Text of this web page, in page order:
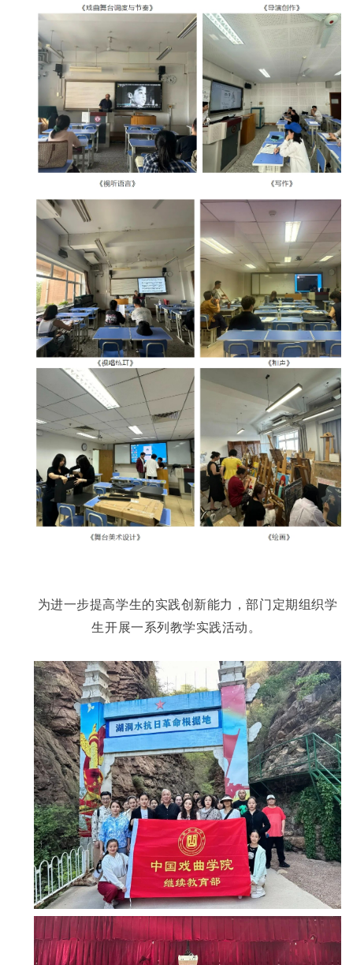
为进一步提高学生的实践创新能力，部门定期组织学
生开展一系列教学实践活动。